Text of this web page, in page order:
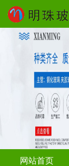
网站首页